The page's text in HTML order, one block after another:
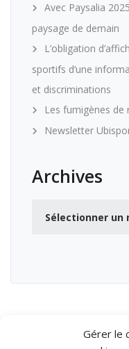
Gérer le
Avec Paysalia
paysage de demain
L’obligation
sportifs d’une
et discriminations
Les fumigènes de
Newsletter
Archives